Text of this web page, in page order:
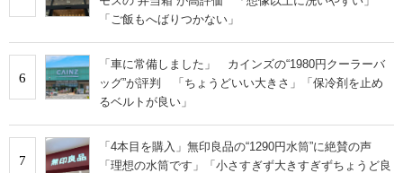
「ご飯もへばりつかない」
6
「車に常備しました」 カインズの“1980円クーラーバ
ッグ”が評判 「ちょうどいい大きさ」「保冷剤を止め
るベルトが良い」
7
「4本目を購入」無印良品の“1290円水筒”に絶賛の声
「理想の水筒です」「小さすぎず大きすぎずちょうど良